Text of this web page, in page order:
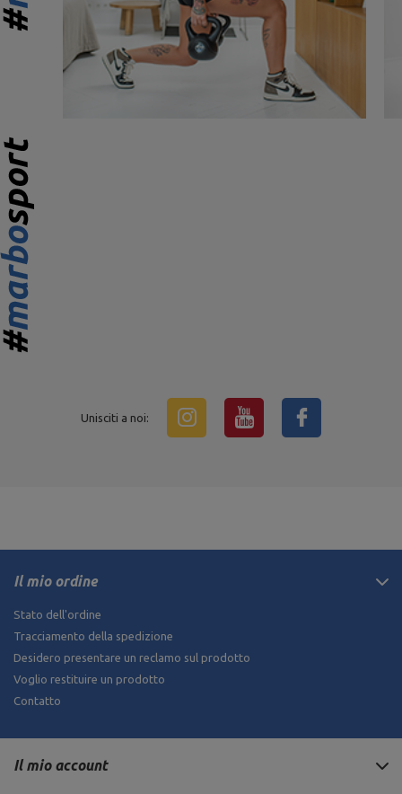
Unisciti a noi:
Il mio ordine
Stato dell'ordine
Tracciamento della spedizione
Desidero presentare un reclamo sul prodotto
Voglio restituire un prodotto
Contatto
Il mio account